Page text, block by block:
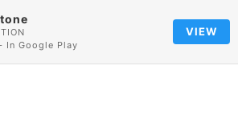
In Google Play
VIEW